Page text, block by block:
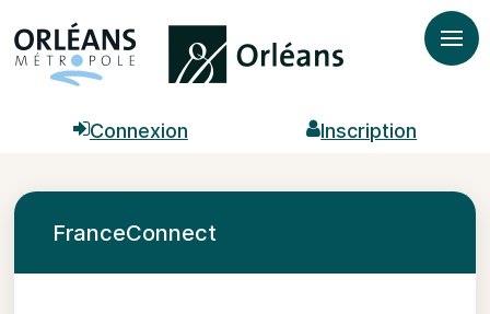
Connexion Inscription
FranceConnect